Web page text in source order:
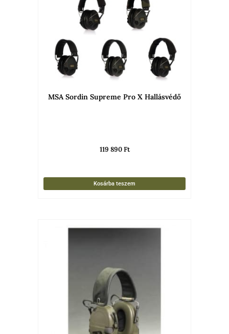
MSA Sordin Supreme Pro X Hallásvédő
119 890Ft
Kosárba teszem